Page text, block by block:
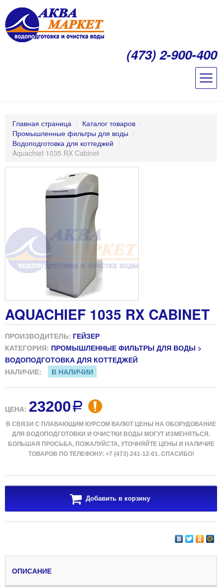
(473) 2-900-400
Главная страница / Каталог товаров /
Промышленные фильтры для воды /
Водоподготовка для коттеджей /
Aquachief 1035 RX Cabinet
AQUACHIEF 1035 RX CABINET
ПРОИЗВОДИТЕЛЬ: ГЕЙЗЕР
КАТЕГОРИЯ: ПРОМЫШЛЕННЫЕ ФИЛЬТРЫ ДЛЯ ВОДЫ >
ВОДОПОДГОТОВКА ДЛЯ КОТТЕДЖЕЙ
НАЛИЧИЕ:
В НАЛИЧИИ
ЦЕНА: 23200a
В СВЯЗИ С ПЛАВАЮЩИМ КУРСОМ ВАЛЮТ ЦЕНЫ НА ОБОРУДОВАНИЕ
ДЛЯ ВОДОПОДГОТОВКИ И ОЧИСТКИ ВОДЫ МОГУТ ИЗМЕНЯТЬСЯ.
БОЛЬШАЯ ПРОСЬБА, ПОЖАЛУЙСТА, УТОЧНЯЙТЕ ЦЕНЫ И НАЛИЧИЕ
ТОВАРОВ ПО ТЕЛЕФОНУ: +7 (473) 241-12-01. СПАСИБО!
Добавить в корзину
ОПИСАНИЕ